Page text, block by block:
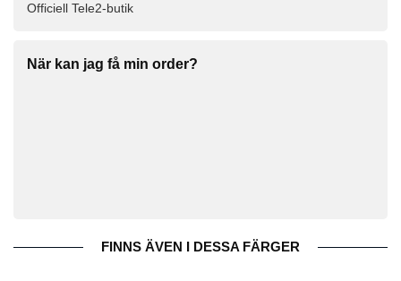
Officiell Tele2-butik
När kan jag få min order?
FINNS ÄVEN I DESSA FÄRGER